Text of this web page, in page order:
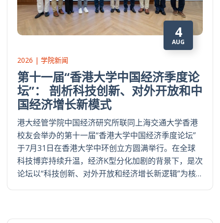
4
AUG
2026 | 学院新闻
第十一届“香港大学中国经济季度论
坛”： 剖析科技创新、对外开放和中
国经济增长新模式
港大经管学院中国经济研究所联同上海交通大学香港
校友会举办的第十一届“香港大学中国经济季度论坛”
于7月31日在香港大学中环创立方圆满举行。在全球
科技博弈持续升温，经济K型分化加剧的背景下，是次
论坛以“科技创新、对外开放和经济增长新逻辑”为核…